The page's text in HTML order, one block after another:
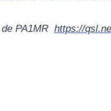
PA1MR https://